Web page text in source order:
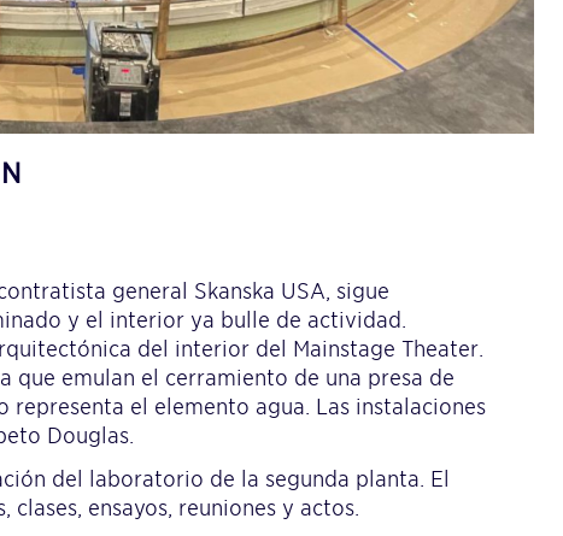
general Skanska USA, sigue
y el interior ya bulle de actividad.
del interior del Mainstage Theater.
que emulan el cerramiento de una presa de
el elemento agua. Las instalaciones
Douglas.
del laboratorio de la segunda planta. El
ensayos, reuniones y actos.